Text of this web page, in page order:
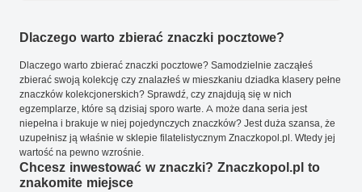
Dlaczego warto zbierać znaczki pocztowe?
Dlaczego warto zbierać znaczki pocztowe? Samodzielnie zacząłeś
zbierać swoją kolekcję czy znalazłeś w mieszkaniu dziadka klasery pełne
znaczków kolekcjonerskich? Sprawdź, czy znajdują się w nich
egzemplarze, które są dzisiaj sporo warte. A może dana seria jest
niepełna i brakuje w niej pojedynczych znaczków? Jest duża szansa, że
uzupełnisz ją właśnie w sklepie filatelistycznym Znaczkopol.pl. Wtedy jej
wartość na pewno wzrośnie.
Chcesz inwestować w znaczki? Znaczkopol.pl to
znakomite miejsce